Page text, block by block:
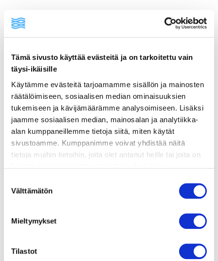
Tämä sivusto käyttää evästeitä ja on tarkoitettu vain
täysi-ikäisille
Käytämme evästeitä tarjoamamme sisällön ja mainosten
räätälöimiseen, sosiaalisen median ominaisuuksien
tukemiseen ja kävijämäärämme analysoimiseen. Lisäksi
jaamme sosiaalisen median, mainosalan ja analytiikka-
alan kumppaneillemme tietoja siitä, miten käytät
sivustoamme. Kumppanimme voivat yhdistää näitä
tietoja muihin tietoihin, joita olet antanut heille tai joita on
tai vanhempi. Vahvista ikäsi käyttääksesi sivustoa.
valinta
Välttämätön
Mieltymykset
Tilastot
ainekset
valmistusohje
lisätietoja
8 grillivarrasta
2 tl sokeria
2 limettiä / sitruunaa
AVOKADO-LIMEJOGURTTI